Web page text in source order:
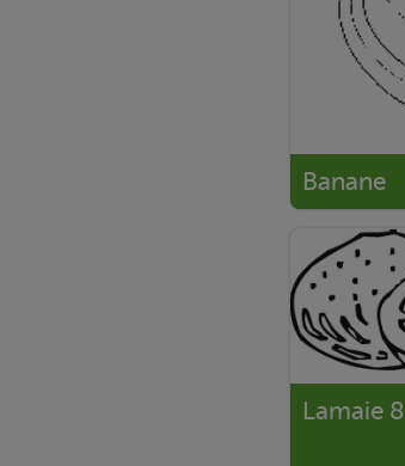
Banane
Lamaie 8